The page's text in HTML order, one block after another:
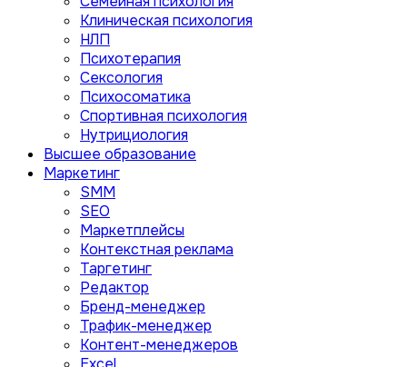
Клиническая психология
НЛП
Психотерапия
Сексология
Психосоматика
Спортивная психология
Нутрициология
Высшее образование
Маркетинг
SMM
SEO
Маркетплейсы
Контекстная реклама
Таргетинг
Редактор
Бренд-менеджер
Трафик-менеджер
Контент-менеджеров